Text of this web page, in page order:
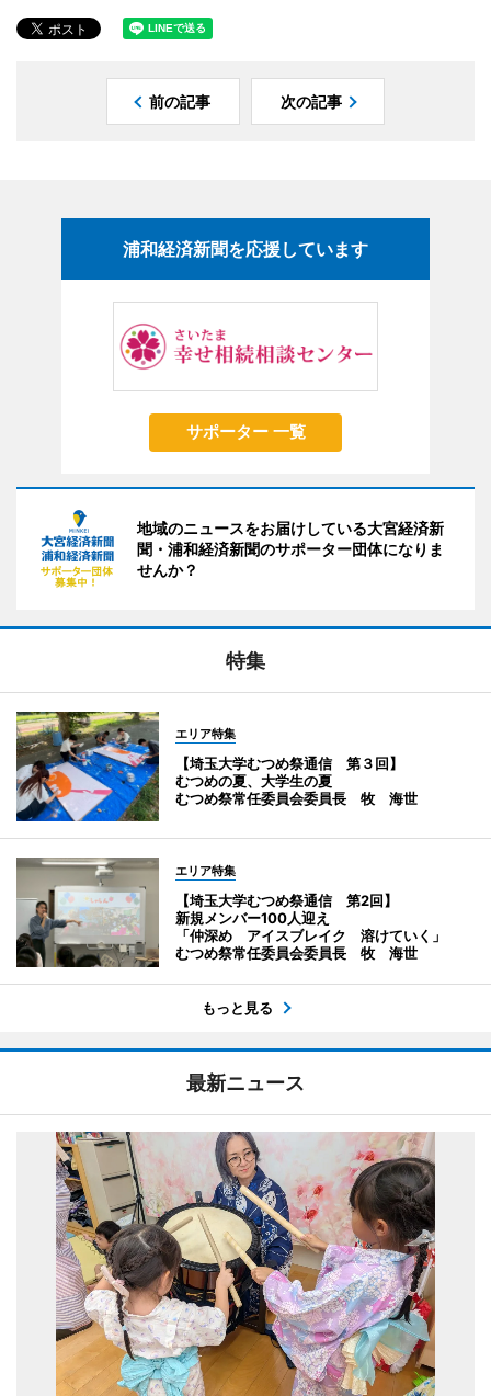
前の記事 次の記事
浦和経済新聞を応援しています
サポーター 一覧
地域のニュースをお届けしている大宮経済新
聞・浦和経済新聞のサポーター団体になりま
せんか？
特集
エリア特集
【埼玉大学むつめ祭通信 第３回】
むつめの夏、大学生の夏
むつめ祭常任委員会委員長 牧 海世
エリア特集
【埼玉大学むつめ祭通信 第2回】
新規メンバー100人迎え
「仲深め アイスブレイク 溶けていく」
むつめ祭常任委員会委員長 牧 海世
もっと見る
最新ニュース